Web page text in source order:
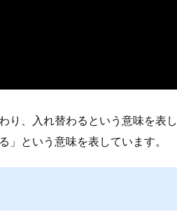
り、入れ替わるという意味を表し
」という意味を表しています。